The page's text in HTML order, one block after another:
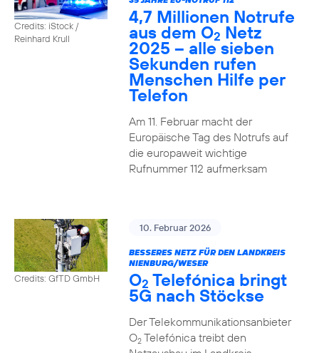
Credits: iStock /
Reinhard Krull
4,7 Millionen Notrufe
aus dem O2 Netz
2025 – alle sieben
Sekunden rufen
Menschen Hilfe per
Telefon
Am 11. Februar macht der
Europäische Tag des Notrufs auf
die europaweit wichtige
Rufnummer 112 aufmerksam
Credits: GfTD GmbH
10. Februar 2026
BESSERES NETZ FÜR DEN LANDKREIS
NIENBURG/WESER
O2 Telefónica bringt
5G nach Stöckse
Der Telekommunikationsanbieter
O2Telefónica treibt den